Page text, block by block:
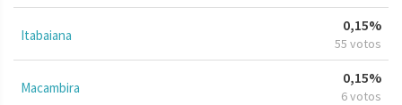
Itabaiana
0,15%
55 votos
Macambira
0,15%
6 votos